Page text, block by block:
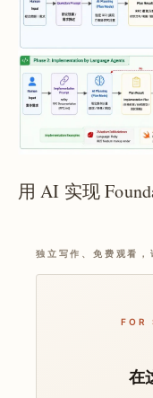
用 AI 实现
独立写作、免费观看，
FOR
在